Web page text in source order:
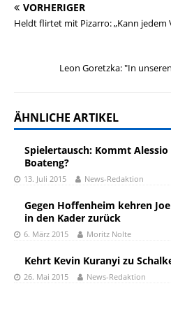
VORHERIGER
Heldt flirtet mit Pizarro: „Kann jedem
Leon Goretzka: "In
ÄHNLICHE ARTIKEL
Spielertausch: Kommt
Boateng?
13. Juli 2015 News-Redaktion
Gegen Hoffenheim kehren
in den Kader zurück
6. März 2015 Moritz Nolte
Kehrt Kevin Kuranyi zu
26. Mai 2015 News-Redaktion